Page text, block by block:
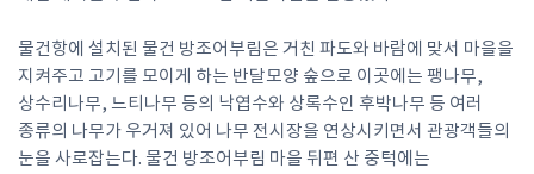
물건항에 설치된 물건 방조어부림은 거친 파도와 바람에 맞서 마을을
지켜주고 고기를 모이게 하는 반달모양 숲으로 이곳에는 팽나무,
상수리나무, 느티나무 등의 낙엽수와 상록수인 후박나무 등 여러
종류의 나무가 우거져 있어 나무 전시장을 연상시키면서 관광객들의
눈을 사로잡는다. 물건 방조어부림 마을 뒤편 산 중턱에는